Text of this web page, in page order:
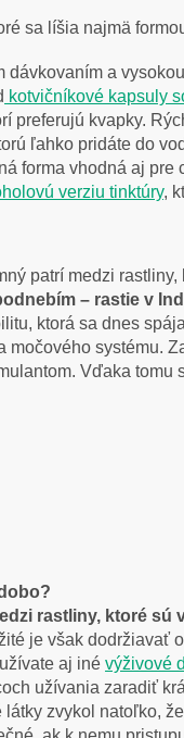
sa líšia najmä
dávkovaním a
kotvičníkové kapsuly
preferujú kvapky.
ľahko pridáte do
forma vhodná aj
verziu tinktúry,
patrí medzi
– rastie v
ktorá sa dnes
močového systému.
Vďaka
rastliny, ktoré
je však dodržiavať
aj iné výživové
užívania zaradiť
zvykol natoľko,